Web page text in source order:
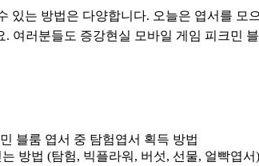
있는 방법은 다양합니다. 오늘은 엽서를
여러분들도 증강현실 모바일 게임 피크민
방법 (탐험, 빅플라워, 버섯, 선물, 얼빡엽서